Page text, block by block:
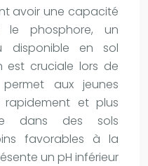
avoir une capacité
le phosphore, un
disponible en sol
est cruciale lors de
aux jeunes
rapidement et plus
dans des sols
favorables à la
un pH inférieur